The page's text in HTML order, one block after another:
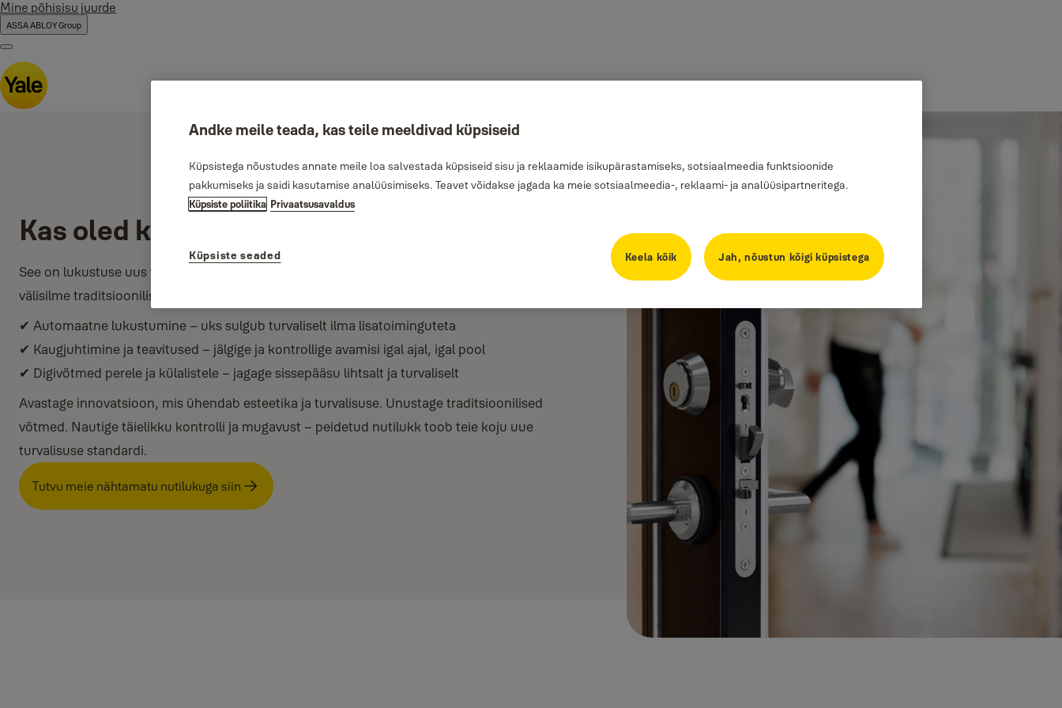
Mine põhisisu juurde
ASSA ABLOY Group
Menu
Kas oled kuulnud nähtamatust nutilukust?
See on lukustuse uus tase. Peidetud nutikusega turvalukk on paigaldatud ukse sisse, jättes
välisilme traditsiooniliseks, kuid pakkudes nutikat juhtimist otse teie telefonist.
✔ Automaatne lukustumine – uks sulgub turvaliselt ilma lisatoiminguteta
✔ Kaugjuhtimine ja teavitused – jälgige ja kontrollige avamisi igal ajal, igal pool
✔ Digivõtmed perele ja külalistele – jagage sissepääsu lihtsalt ja turvaliselt
Avastage innovatsioon, mis ühendab esteetika ja turvalisuse. Unustage traditsioonilised
võtmed. Nautige täielikku kontrolli ja mugavust – peidetud nutilukk toob teie koju uue
turvalisuse standardi.
Tutvu meie nähtamatu nutilukuga siin
Andke meile teada, kas teile meeldivad küpsiseid
Küpsistega nõustudes annate meile loa salvestada küpsiseid sisu ja reklaamide isikupärastamiseks, sotsiaalmeedia funktsioonide
pakkumiseks ja saidi kasutamise analüüsimiseks. Teavet võidakse jagada ka meie sotsiaalmeedia-, reklaami- ja analüüsipartneritega.
Küpsiste poliitika Privaatsusavaldus
Keela kõik Jah, nõustun kõigi küpsistega
Küpsiste seaded